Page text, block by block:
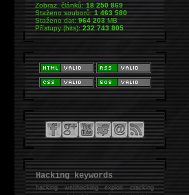
Zobraz. článků:18 250 869
Staženo souborů:1 463 580
Staženo dat:964 203MB
Přístupy (hits):232 743 805
Hacking keywords
hackingwebhacking exploit cracking